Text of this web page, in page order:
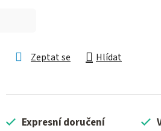
Zeptat se Hlídat
Expresní doručení